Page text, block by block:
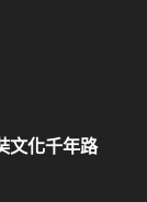
文化千年路